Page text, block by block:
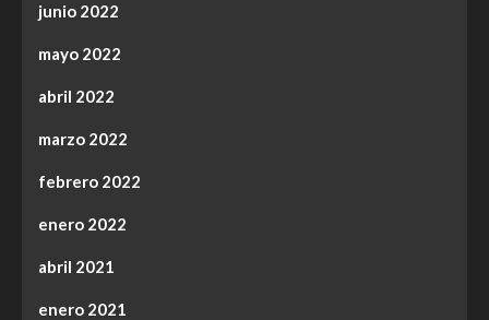
junio 2022
mayo 2022
abril 2022
marzo 2022
febrero 2022
enero 2022
abril 2021
enero 2021